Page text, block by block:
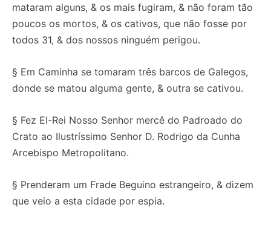
mataram alguns, & os mais fugiram, & não foram tão
poucos os mortos, & os cativos, que não fosse por
todos 31, & dos nossos ninguém perigou.
§ Em Caminha se tomaram três barcos de Galegos,
donde se matou alguma gente, & outra se cativou.
§ Fez El-Rei Nosso Senhor mercê do Padroado do
Crato ao Ilustríssimo Senhor D. Rodrigo da Cunha
Arcebispo Metropolitano.
§ Prenderam um Frade Beguino estrangeiro, & dizem
que veio a esta cidade por espia.